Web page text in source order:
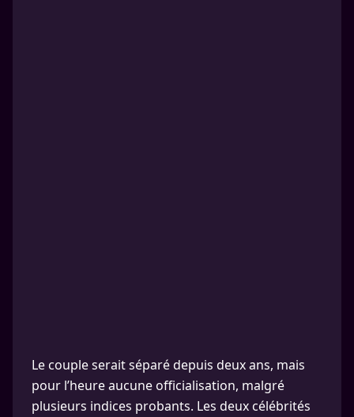
Le couple serait séparé depuis deux ans, mais
pour l’heure aucune officialisation, malgré
plusieurs indices probants. Les deux célébrités